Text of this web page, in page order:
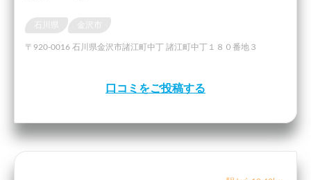
石川県
〒920-0016 石川県金沢市諸江町中丁 諸江町中丁１８０番地３
口コミをご投稿する